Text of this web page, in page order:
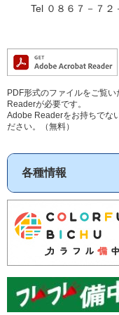
Tel ０８６７－７２
PDF形式のファイルをご覧
Readerが必要です。
Adobe Readerをお持ちでな
ださい。（無料）
各種情報